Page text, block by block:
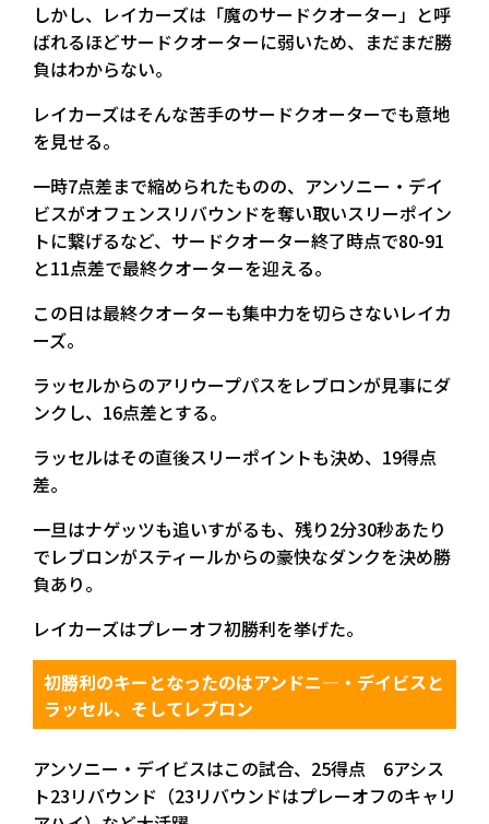
しかし、レイカーズは「魔のサードクオーター」と呼
ばれるほどサードクオーターに弱いため、まだまだ勝
負はわからない。
レイカーズはそんな苦手のサードクオーターでも意地
を見せる。
一時7点差まで縮められたものの、アンソニー・デイ
ビスがオフェンスリバウンドを奪い取いスリーポイン
トに繋げるなど、サードクオーター終了時点で80-91
と11点差で最終クオーターを迎える。
この日は最終クオーターも集中力を切らさないレイカ
ーズ。
ラッセルからのアリウープパスをレブロンが見事にダ
ンクし、16点差とする。
ラッセルはその直後スリーポイントも決め、19得点
差。
一旦はナゲッツも追いすがるも、残り2分30秒あたり
でレブロンがスティールからの豪快なダンクを決め勝
負あり。
レイカーズはプレーオフ初勝利を挙げた。
初勝利のキーとなったのはアンドニ―・デイビスと
ラッセル、そしてレブロン
アンソニー・デイビスはこの試合、25得点 6アシス
ト23リバウンド（23リバウンドはプレーオフのキャリ